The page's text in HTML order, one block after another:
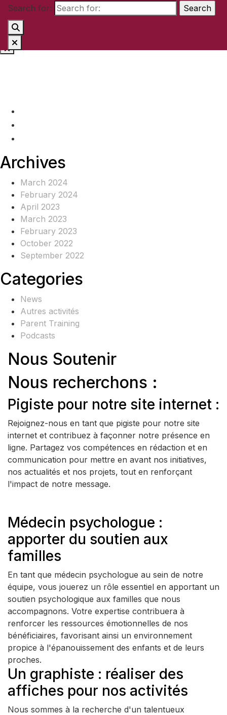
Skip to content
Search for:
Archives
March 2024
February 2024
April 2023
March 2023
February 2023
October 2022
September 2022
Categories
News
Autres activités
Parent Training
Podcasts
Nous Soutenir
Nous recherchons :
Pigiste pour notre site internet :
Rejoignez-nous en tant que pigiste pour notre site
internet et contribuez à façonner notre présence en
ligne. Partagez vos compétences en rédaction et en
communication pour mettre en avant nos initiatives,
nos actualités et nos projets, tout en renforçant
l'impact de notre message.
Médecin psychologue :
apporter du soutien aux
familles
En tant que médecin psychologue au sein de notre
équipe, vous jouerez un rôle essentiel en apportant un
soutien psychologique aux familles que nous
accompagnons. Votre expertise contribuera à
renforcer les ressources émotionnelles de nos
bénéficiaires, favorisant ainsi un environnement
propice à l'épanouissement des enfants et de leurs
proches.
Un graphiste : réaliser des
affiches pour nos activités
Nous sommes à la recherche d'un talentueux